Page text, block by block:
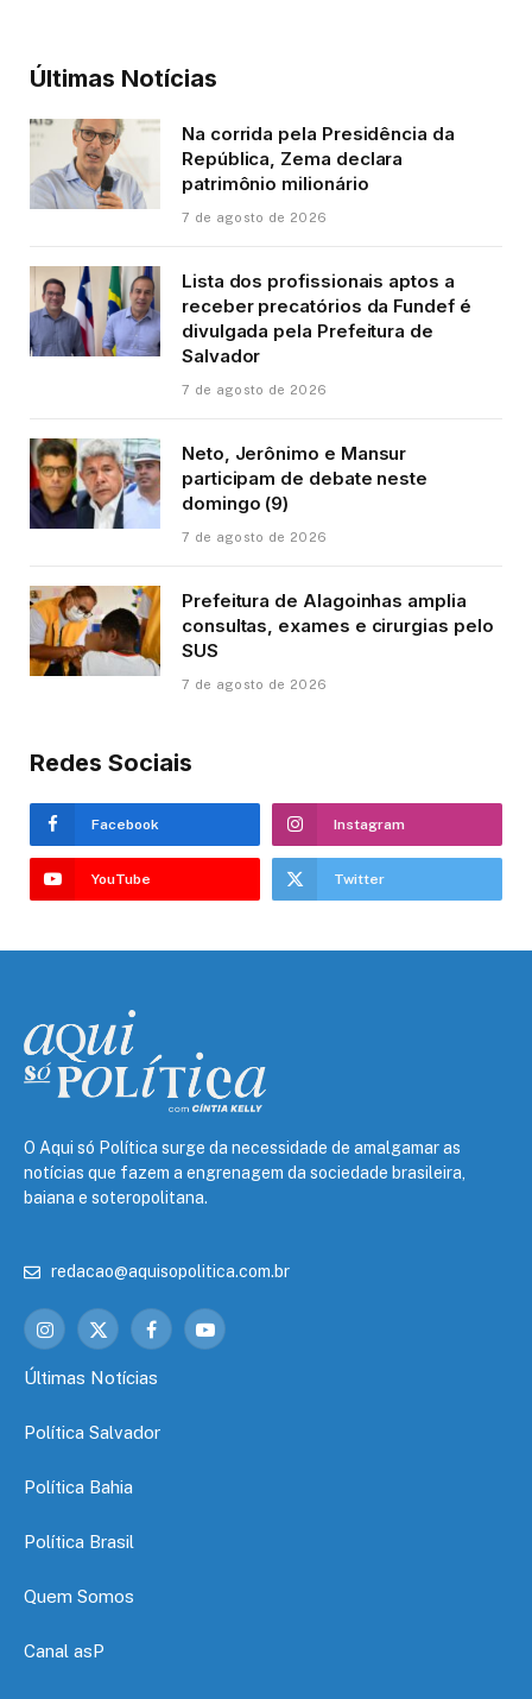
Últimas Notícias
Na corrida pela Presidência da
República, Zema declara
patrimônio milionário
7 de agosto de 2026
Lista dos profissionais aptos a
receber precatórios da Fundef é
divulgada pela Prefeitura de
Salvador
7 de agosto de 2026
Neto, Jerônimo e Mansur
participam de debate neste
domingo (9)
7 de agosto de 2026
Prefeitura de Alagoinhas amplia
consultas, exames e cirurgias pelo
SUS
7 de agosto de 2026
Redes Sociais
Facebook Instagram
YouTube Twitter
O Aqui só Política surge da necessidade de amalgamar as
notícias que fazem a engrenagem da sociedade brasileira,
baiana e soteropolitana.
redacao@aquisopolitica.com.br
Instagram
X
FacebookYouTube
Últimas Notícias
Política Salvador
Política Bahia
Política Brasil
Quem Somos
Canal asP